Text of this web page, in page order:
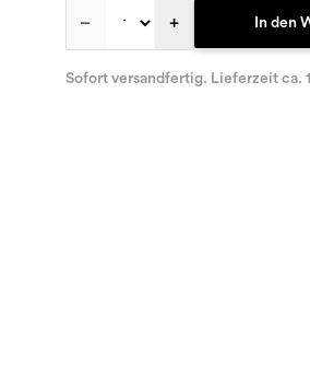
– + In den
Sofort versandfertig. Lieferzeit ca.